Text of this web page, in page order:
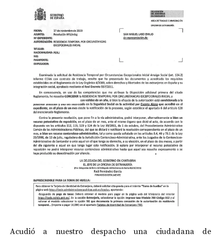
Acudió a nuestro despacho una ciudadana de